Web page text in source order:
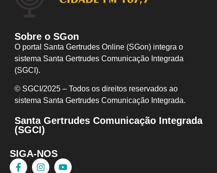
Sobre o SGon
O portal Santa Gertrudes Online (SGon) integra o
sistema Santa Gertrudes Comunicação Integrada
(SGCI).
© SGCI/2025 – Todos os direitos reservados ao
sistema Santa Gertrudes Comunicação I ntegrada.
Santa Gertrudes Comunicação Integrada
(SGCI)
SIGA-NOS